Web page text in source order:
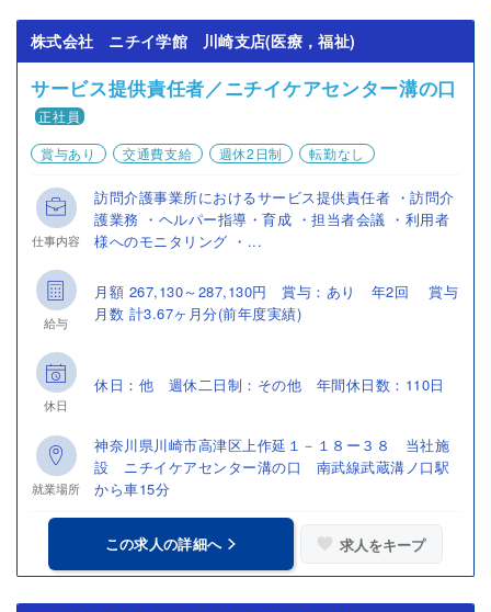
株式会社 ニチイ学館 川崎支店(医療，福祉)
サービス提供責任者／ニチイケアセンター溝の口
正社員
賞与あり
交通費支給 週休2日制 転勤なし
仕事内容
訪問介護事業所におけるサービス提供責任者 ・訪問介
護業務 ・ヘルパー指導・育成 ・担当者会議 ・利用者
様へのモニタリング ・...
給与
月額 267,130～287,130円 賞与：あり 年2回 賞与
月数 計3.67ヶ月分(前年度実績)
休日
休日：他 週休二日制：その他 年間休日数：110日
就業場所
神奈川県川崎市高津区上作延１－１８ー３８ 当社施
設 ニチイケアセンター溝の口 南武線武蔵溝ノ口駅
から車15分
この求人の詳細へ 求人をキープ